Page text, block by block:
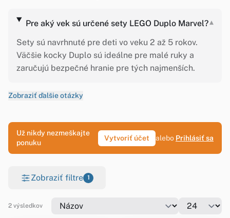
Pre aký vek sú určené sety LEGO Duplo Marvel?▾
Sety sú navrhnuté pre deti vo veku 2 až 5 rokov.
Väčšie kocky Duplo sú ideálne pre malé ruky a
zaručujú bezpečné hranie pre tých najmenších.
Zobraziť ďalšie otázky
Už nikdy nezmeškajte
ponuku
Vytvoriť účet alebo Prihlásiť sa
Zobraziť filtre 1
2 výsledkov